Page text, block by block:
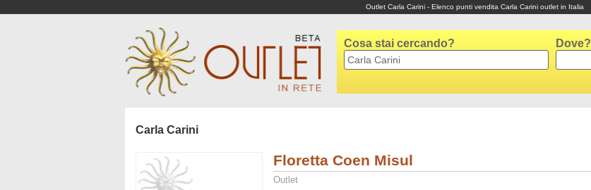
Outlet Carla Carini - Elenco punti vendita Carla Carini outlet in Italia
Cosa stai cercando? Dove?
Carla Carini
Floretta Coen Misul
Outlet